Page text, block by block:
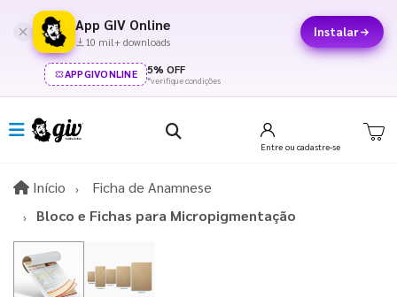
App GIV Online
10 mil+ downloads
Instalar
APPGIVONLINE 5% OFF
*verifique condições
Entre ou cadastre-se
Início InícioFicha de Anamnese
Bloco e Fichas para Micropigmentação